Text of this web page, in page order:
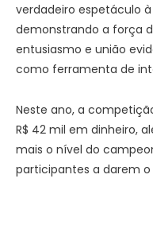
verdadeiro espetáculo
demonstrando a força
entusiasmo e união
como ferramenta de
Neste ano, a
R$ 42 mil em dinheiro,
mais o nível do
participantes a darem